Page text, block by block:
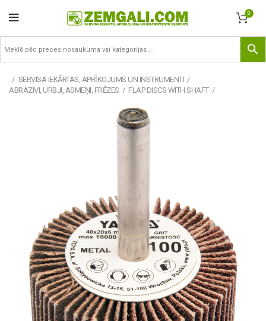
0
SERVISA IEKĀRTAS, APRĪKOJUMS UN INSTRUMENTI
ABRAZIVI, URBJI, ASMEŅI, FRĒZES
FLAP DISCS WITH SHAFT